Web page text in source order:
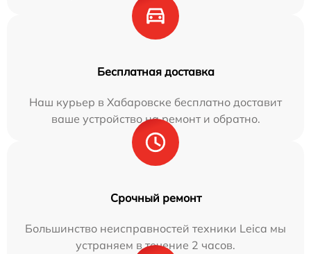
Бесплатная доставка
Наш курьер в Хабаровске бесплатно доставит
ваше устройство на ремонт и обратно.
Срочный ремонт
Большинство неисправностей техники Leica мы
устраняем в течение 2 часов.